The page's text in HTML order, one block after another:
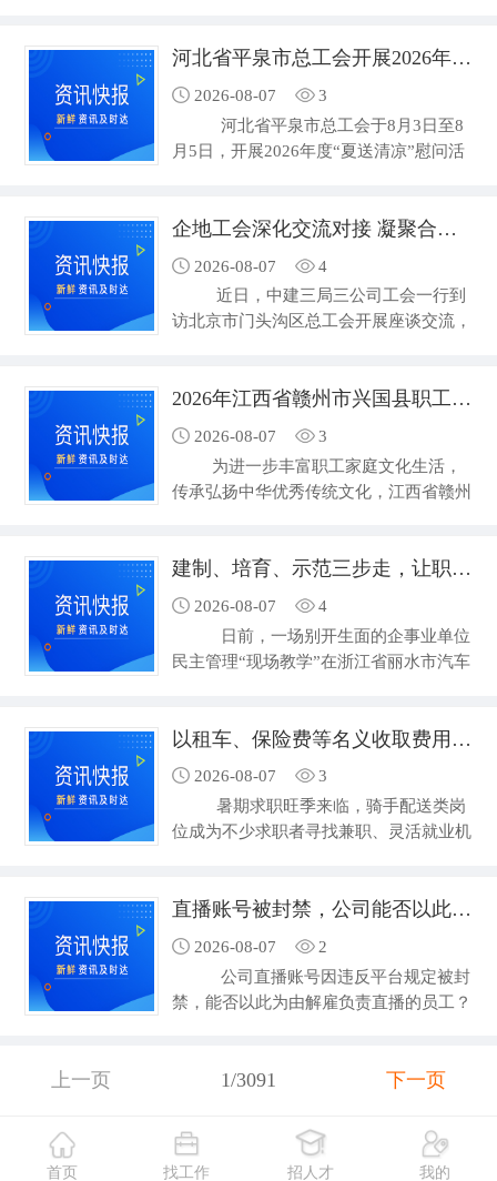
与他们座谈交流。市总工会党组书记朱财
斌参加并主持座谈会。 在疗养院，
赵飞到院内住宿、用餐、文体活动和康养
等区域，实地查看院区疗休养设施设备，
与在院疗休养的劳模和一线职工代表亲切
河北省平泉市总工会开展2026年“夏送清凉”慰问活动
2026-08-07
3
河北省平泉市总工会于8月3日至8
月5日，开展2026年度“夏送清凉”慰问活
慰问组先后深入省制造业百强企
群规上企业，建筑施工、水泥露天作业现
场，消防、交警执勤岗位以及物流快递等
集中站点开展走访慰问。慰问组走进…
企地工会深化交流对接 凝聚合力护航重点工程建设
2026-08-07
4
近日，中建三局三公司工会一行到
访北京市门头沟区总工会开展座谈交流，
建筑工地基层治理与属地稳定防线。
企，目前在门头沟区承建了规格高、体量
大、社会关注度高的重点工程项目。座谈
中，企业现场汇报了项目产业工人管理、
2026年江西省赣州市兴国县职工子女书法培训班圆满结课
2026-08-07
3
为进一步丰富职工家庭文化生活，
传承弘扬中华优秀传统文化，江西省赣州
训班。8月5日，为期三个月的职工子女
书法培训班圆满结课。 在课程教学
中，授课老师结合孩子们的学习特点，从
坐姿握笔、基础笔画、偏旁部首、汉字结
构等基础内容系统教学，手把手纠正书写
建制、培育、示范三步走，让职工代表“话语权”落到实处
2026-08-07
4
日前，一场别开生面的企事业单位
民主管理“现场教学”在浙江省丽水市汽车
场观摩学习。“从议题征集到表决公示，
每个环节都严格按章程执行，职工代表
的‘话语权’真正落到了实处。”一位参会
工会干部在观摩笔记中写道。 今
年以来，丽水市总工会在全市建立省…
以租车、保险费等名义收取费用，警惕“高薪骑手招聘”套路
2026-08-07
3
暑期求职旺季来临，骑手配送类岗
位成为不少求职者寻找兼职、灵活就业机
公告》。数据显示，7月1日至今，平台
BOSS直聘有关负责人表示，骑手配送类
岗位违规收费通常具有一定特征：招聘者
先通过线上职位信息吸引…
直播账号被封禁，公司能否以此为由解雇主播？
2026-08-07
2
公司直播账号因违反平台规定被封
禁，能否以此为由解雇负责直播的员工？
人单位以账号被封为由解除劳动合同，须
制度”或“严重失职”的程度，否则构成违
法解除。法院判令公司向员工支付经济补
上一页 1/3091 下一页
首页 找工作 招人才 我的